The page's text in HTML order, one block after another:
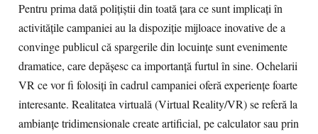
Pentru prima dată polițiștii din toată țara ce sunt implicați în
activitățile campaniei au la dispoziție mijloace inovative de a
convinge publicul că spargerile din locuințe sunt evenimente
dramatice, care depășesc ca importanță furtul în sine. Ochelarii
VR ce vor fi folosiți în cadrul campaniei oferă experiențe foarte
interesante. Realitatea virtuală (Virtual Reality/VR) se referă la
ambianțe tridimensionale create artificial, pe calculator sau prin